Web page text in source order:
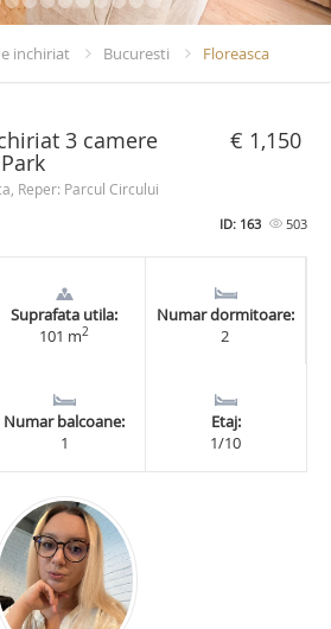
inchiriat Bucuresti Floreasca
€ 1,150
3 camere
Reper: Parcul Circului
ID: 163 503
Suprafata utila:
101 m2
Numar dormitoare:
2
Numar balcoane:
1
Etaj:
1/10